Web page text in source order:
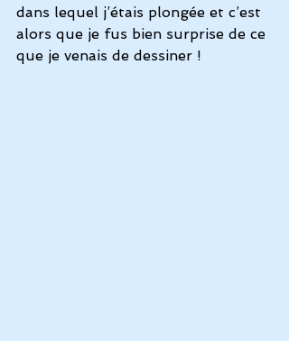
dans lequel j’étais plongée et c’est
alors que je fus bien surprise de ce
que je venais de dessiner !